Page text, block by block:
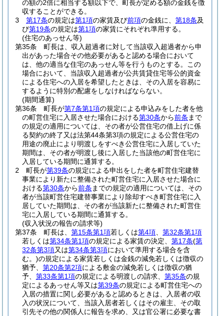
の額の2倍に相当する額以下で、町長が定める額の金銭を徴
収することができる。
3
第17条の規定は第1項の家賃及び前項の金銭に、 第18条及
び第19条の規定は第1項の家賃にそれぞれ準用する。
(住宅のあっせん等)
第35条
町長は、収入超過者に対して当該収入超過者から申
出があった場合その他必要があると認める場合において
は、他の適当な住宅のあっせん等を行うものとする。
この
場合において、当該収入超過者が公共賃貸住宅等公的資金
による住宅への入居を希望したときは、その入居を容易に
するように特別の配慮をしなければならない。
(期間通算)
第36条
町長が第7条第1項の規定による申込みをした者を他
の町営住宅に入居させた場合における第30条から前条 まで
の規定の適用については、その者が公営住宅の借上げに係
る契約の終了又は法第44条第3項の規定による公営住宅の
用途の廃止により明渡しをすべき公営住宅に入居していた
期間は、その者が明渡し後に入居した当該他の町営住宅に
入居している期間に通算する。
2
町長が第39条の規定による申出をした者を町営住宅建替
事業により新たに整備された町営住宅に入居させた場合に
おける第30条から前条 までの規定の適用については、その
者が当該町営住宅建替事業により除却すべき町営住宅に入
居していた期間は、その者が当該新たに整備された町営住
宅に入居している期間に通算する。
(収入状況の報告の請求等)
第37条
町長は、 第15条第1項若しくは第4項
第32条第1項
若しくは第34条第1項の規定による家賃の決定、 第17条(第
32条第3項又は第34条第3項において準用する場合を含
む。)の規定による家賃若しくは金銭の減免若しくは徴収の
猶予、 第20条第2項による敷金の減免若しくは徴収の猶
予、 第33条第1項の規定による明渡しの請求、 第35条の規
定によるあっせん等又は第39条の規定による町営住宅への
入居の措置に関し必要があると認めるときは、入居者の収
入の状況について、当該入居者若しくはその雇主、その取
引先その他の関係人に報告を求め、又は官公署に必要な書